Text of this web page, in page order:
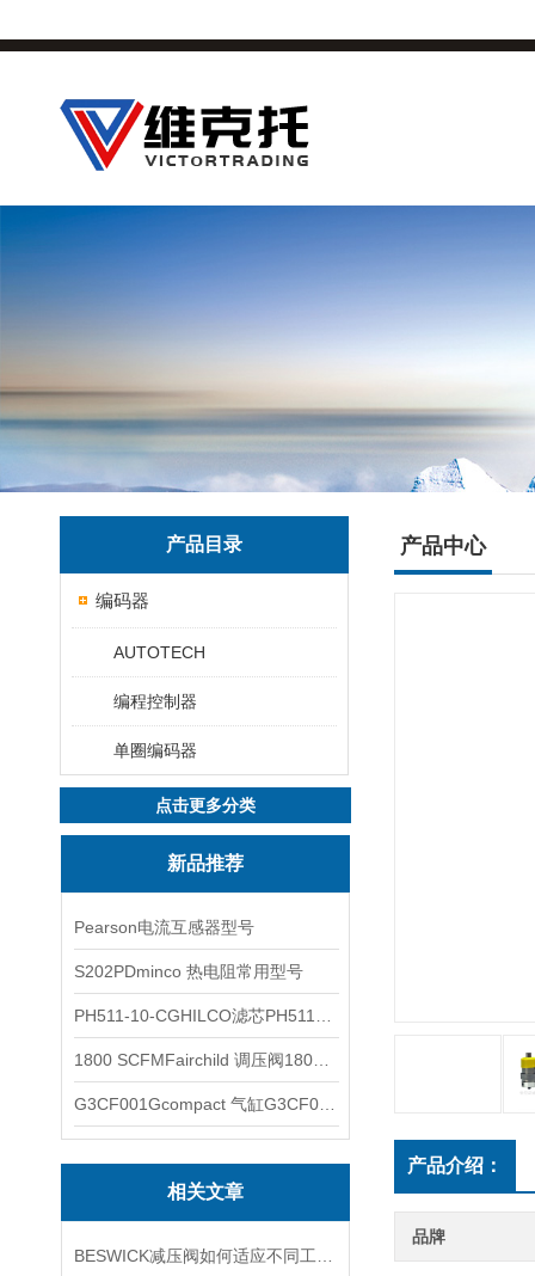
产品目录
编码器
AUTOTECH
编程控制器
单圈编码器
点击更多分类
新品推荐
Pearson电流互感器型号
S202PDminco 热电阻常用型号
相关文章
产品中心
产品介绍：
品牌